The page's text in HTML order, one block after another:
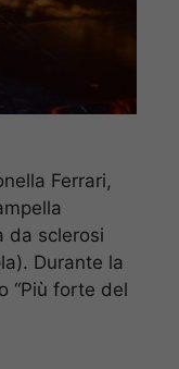
Ferrari,
da sclerosi
Durante la
“Più forte del